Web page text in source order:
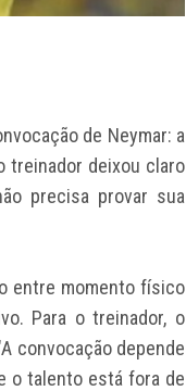
de Neymar: a
treinador deixou claro
precisa provar sua
entre momento físico
Para o treinador, o
convocação depende
o talento está fora de